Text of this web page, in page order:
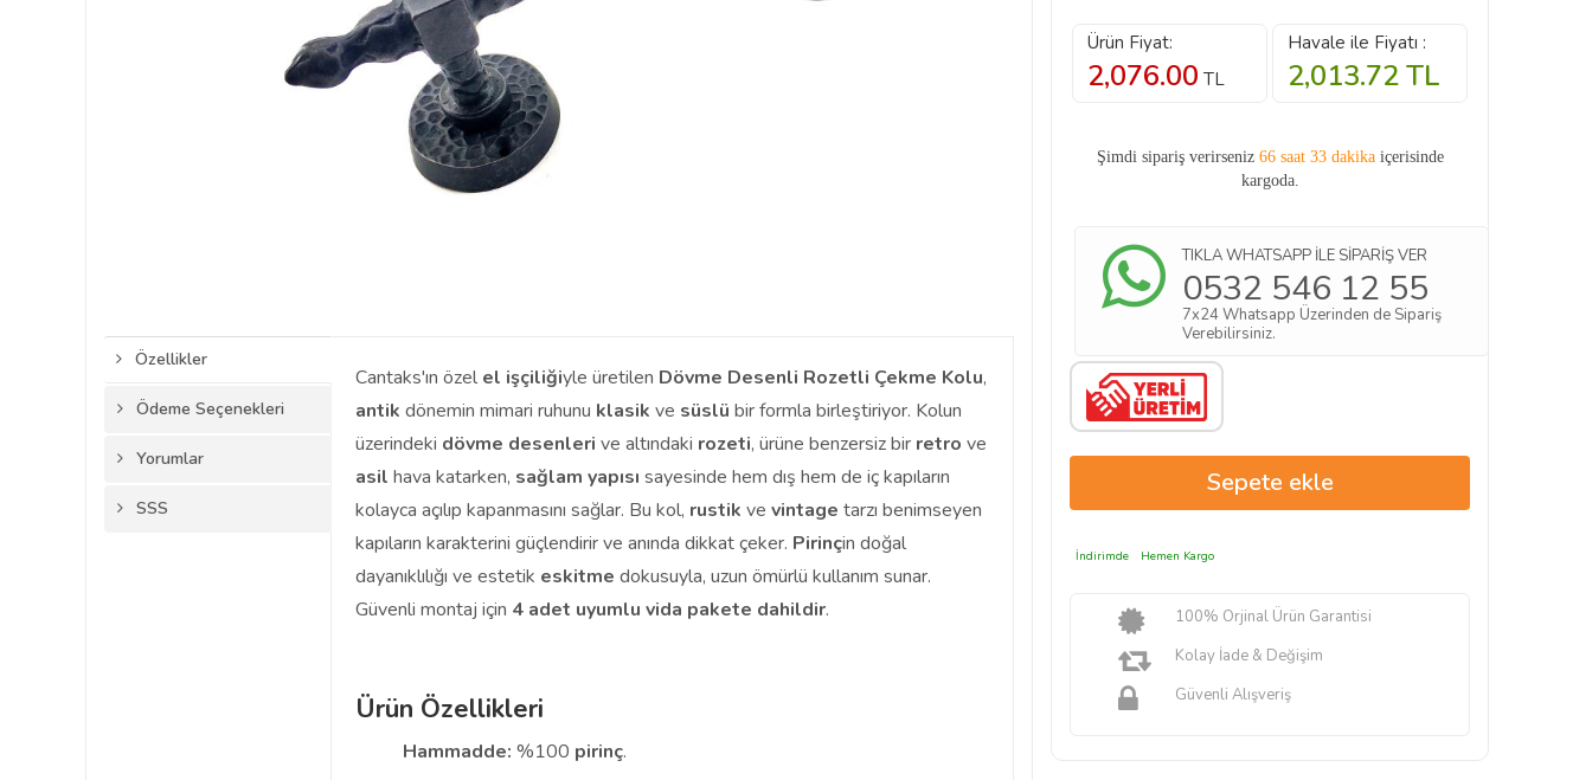
Özellikler
Ödeme Seçenekleri
Yorumlar
SSS
Cantaks'ın özel el işçiliğiyle üretilen Dövme Desenli Rozetli Çekme Kolu,
antik dönemin mimari ruhunu klasik ve süslü bir formla birleştiriyor. Kolun
üzerindeki dövme desenleri ve altındaki rozeti, ürüne benzersiz bir retro ve
asil hava katarken, sağlam yapısı sayesinde hem dış hem de iç kapıların
kolayca açılıp kapanmasını sağlar. Bu kol, rustik ve vintage tarzı benimseyen
kapıların karakterini güçlendirir ve anında dikkat çeker. Pirinçin doğal
dayanıklılığı ve estetik eskitme dokusuyla, uzun ömürlü kullanım sunar.
Güvenli montaj için 4 adet uyumlu vida pakete dahildir.
Ürün Özellikleri
Hammadde: %100 pirinç.
Ürün Fiyat:
2,076.00 TL
Havale ile Fiyatı :
2,013.72TL
Şimdi sipariş verirseniz 66 saat 33 dakika içerisinde
kargoda.
TIKLA WHATSAPP İLE SİPARİŞ VER
0532 546 12 55
7x24 Whatsapp Üzerinden de Sipariş
Verebilirsiniz.
İndirimde Hemen Kargo
100% Orjinal Ürün Garantisi
Kolay İade & Değişim
Güvenli Alışveriş